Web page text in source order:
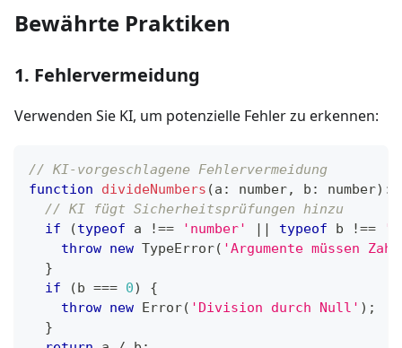
Bewährte Praktiken
1. Fehlervermeidung
Verwenden Sie KI, um potenzielle Fehler zu erkennen:
// KI-vorgeschlagene Fehlervermeidung
function
divideNumbers (a : number, b : number) :
// KI fügt Sicherheitsprüfungen hinzu
if
(typeof a !== 'number' || typeof b !==
throw new TypeError( 'Argumente müssen
}
if
(b === 0)
{
throw new Error( 'Division durch Null' ) ;
}